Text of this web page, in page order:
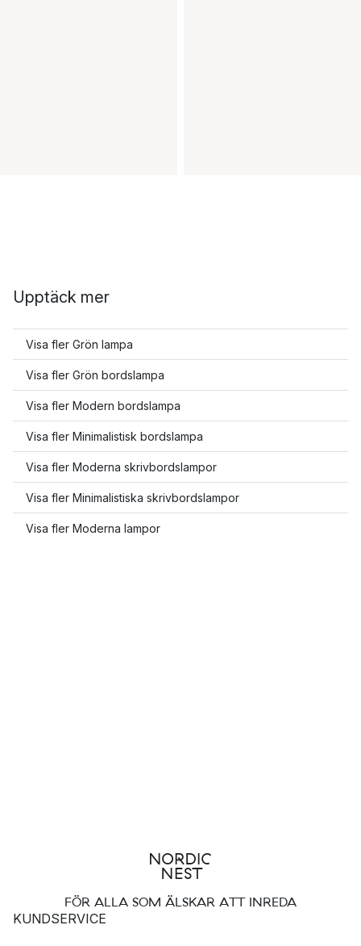
Upptäck mer
Visa fler Grön lampa
Visa fler Grön bordslampa
Visa fler Modern bordslampa
Visa fler Minimalistisk bordslampa
Visa fler Moderna skrivbordslampor
Visa fler Minimalistiska skrivbordslampor
Visa fler Moderna lampor
FÖR ALLA SOM ÄLSKAR ATT INREDA
KUNDSERVICE